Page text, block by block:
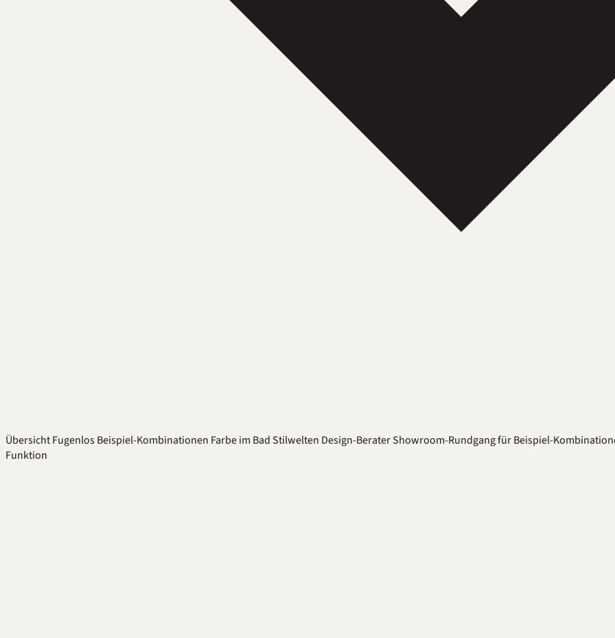
ÜbersichtFugenlosBeispiel-Kombinationen Farbe im BadStilwelten Design-BeraterShowroom-Rundgang für Beispiel-
Funktion